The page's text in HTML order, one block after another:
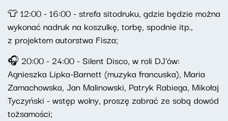
👕 12:00 - 16:00 - strefa sitodruku, gdzie będzie można
wykonać nadruk na koszulkę, torbę, spodnie itp.,
z projektem autorstwa Fisza;
🎧 20:00 - 24:00 - Silent Disco, w roli DJ'ów:
Agnieszka Lipka-Barnett (muzyka francuska), Maria
Zamachowska, Jan Malinowski, Patryk Rabiega, Mikołaj
Tyczyński - wstęp wolny, proszę zabrać ze sobą dowód
tożsamości;